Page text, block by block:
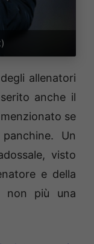
allenatori
anche il
se
Un
visto
e della
non più una